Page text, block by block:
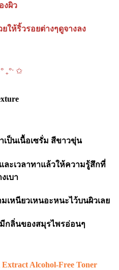
งผิว
ให้ริ้วรอยต่างๆดูจางลง
₊°ˑ ✩
ป็นเนื้อเซรั่ม สีขาวขุ่น
ะเวลาทาแล้วให้ความรู้สึกที่
เบา
เหนียวเหนอะหนะไว้บนผิวเลย
กลิ่นของสมุรไพรอ่อนๆ
Alcohol-Free Toner